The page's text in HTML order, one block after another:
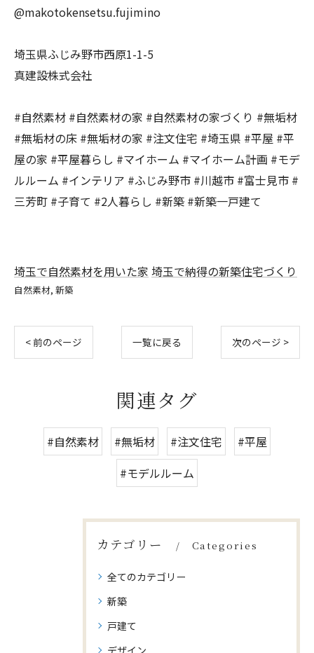
@makotokensetsu.fujimino
埼玉県ふじみ野市西原1-1-5
真建設株式会社
#自然素材 #自然素材の家 #自然素材の家づくり #無垢材
#無垢材の床 #無垢材の家 #注文住宅 #埼玉県 #平屋 #平
屋の家 #平屋暮らし #マイホーム #マイホーム計画 #モデ
ルルーム #インテリア #ふじみ野市 #川越市 #富士見市 #
三芳町 #子育て #2人暮らし #新築 #新築一戸建て
埼玉で自然素材を用いた家 埼玉で納得の新築住宅づくり
自然素材 新築
< 前のページ 一覧に戻る 次のページ >
関連タグ
#自然素材 #無垢材 #注文住宅
#平屋
#モデルルーム
カテゴリー Categories
全てのカテゴリー
新築
戸建て
デザイン